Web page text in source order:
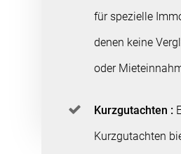
für spezielle
denen keine
oder
Kurzgutachten :
Kurzgutachten